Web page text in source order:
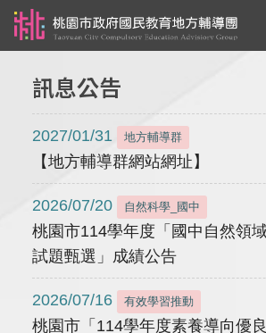
訊息公告
2027/01/31 地方輔導群
【地方輔導群網站網址】
2026/07/20 自然科學_國中
桃園市114學年度「國中自然領
試題甄選」成績公告
2026/07/16 有效學習推動
桃園市「114學年度素養導向優